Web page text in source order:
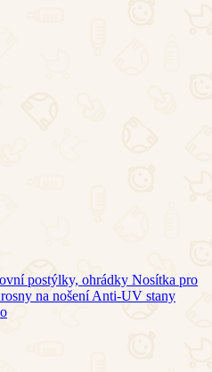
postýlky, ohrádky Nosítka pro
na nošení Anti-UV stany